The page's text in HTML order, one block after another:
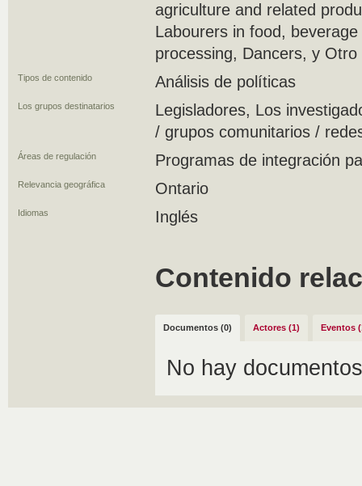
agriculture and related
Labourers in food,
processing, Dancers, y Otro
Tipos de contenido Análisis de políticas
Los grupos destinatarios
Legisladores, Los
/ grupos comunitarios /
Áreas de regulación Programas de integración
Relevancia geográfica Ontario
Idiomas Inglés
Contenido
Documentos (0) Actores (1) Eventos
No hay